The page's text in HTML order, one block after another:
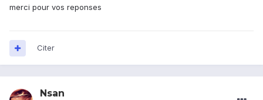
merci pour vos reponses
Citer
Nsan